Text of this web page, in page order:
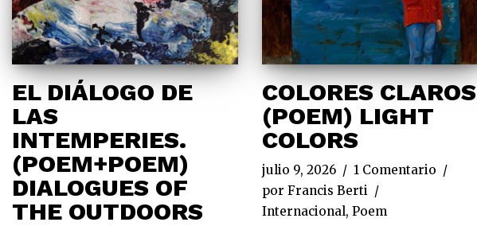
EL DIÁLOGO DE
LAS
INTEMPERIES.
(POEM+POEM)
DIALOGUES OF
THE OUTDOORS
COLORES CLAROS
(POEM) LIGHT
COLORS
julio 9, 2026
1 Comentario
por Francis Berti
Internacional, Poem